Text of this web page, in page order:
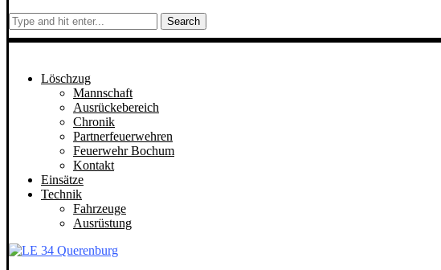
Search
Löschzug
Mannschaft
Ausrückebereich
Chronik
Partnerfeuerwehren
Feuerwehr Bochum
Kontakt
Einsätze
Technik
Fahrzeuge
Ausrüstung